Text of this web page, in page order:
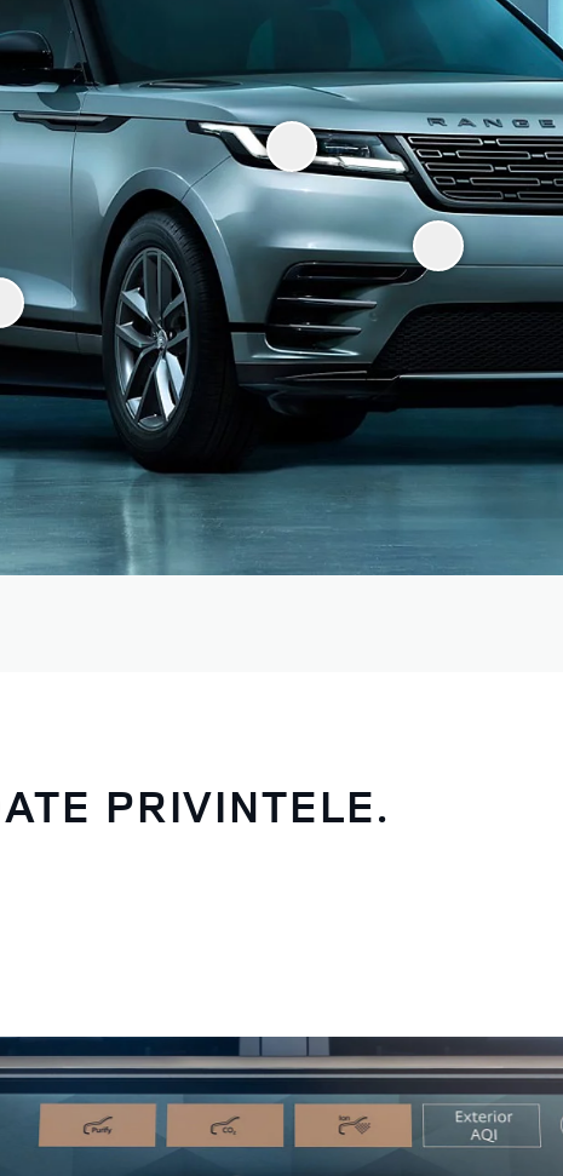
PRIVINTELE.